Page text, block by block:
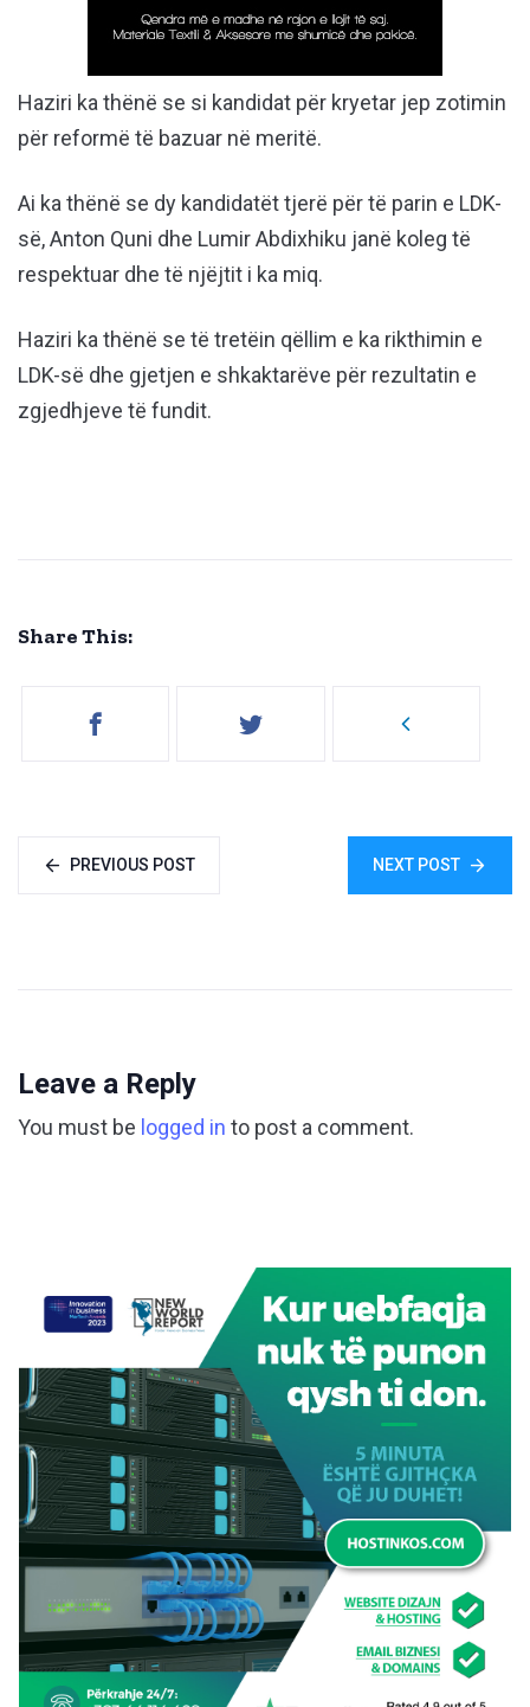
Haziri ka thënë se si kandidat për kryetar jep zotimin
për reformë të bazuar në meritë.
Ai ka thënë se dy kandidatët tjerë për të parin e LDK-
së, Anton Quni dhe Lumir Abdixhiku janë koleg të
respektuar dhe të njëjtit i ka miq.
Haziri ka thënë se të tretëin qëllim e ka rikthimin e
LDK-së dhe gjetjen e shkaktarëve për rezultatin e
zgjedhjeve të fundit.
Share This:
PREVIOUS POST NEXT POST
Leave a Reply
You must be logged in to post a comment.